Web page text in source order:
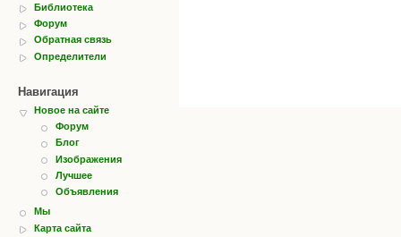
Библиотека
Форум
Обратная связь
Определители
Навигация
Новое на сайте
Форум
Блог
Изображения
Лучшее
Объявления
Мы
Карта сайта